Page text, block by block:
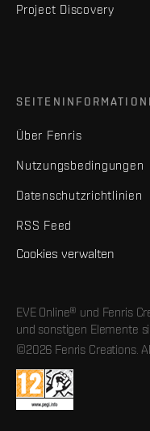
Project Discovery
Über Fenris
Nutzungsbedingungen
Datenschutzrichtlinien
RSS Feed
Cookies verwalten
EVE Online® und Fenris
und sonstigen Elemente
©2026 Fenris Creations.